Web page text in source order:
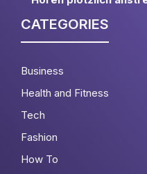
CATEGORIES
Business
Health and Fitness
Tech
Fashion
How To